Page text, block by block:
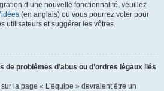
d’une nouvelle fonctionnalité, veuillez
(en anglais) où vous pourrez voter pour
utilisateurs et suggérer les vôtres.
de problèmes d’abus ou d’ordres légaux liés
la page « L’équipe » devraient être un